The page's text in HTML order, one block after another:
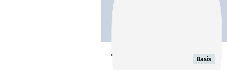
Tabea Frank Basis